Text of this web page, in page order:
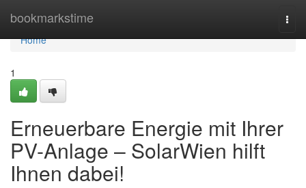
bookmarkstime
Home
Home
1
Erneuerbare Energie mit Ihrer
PV-Anlage – SolarWien hilft
Ihnen dabei!